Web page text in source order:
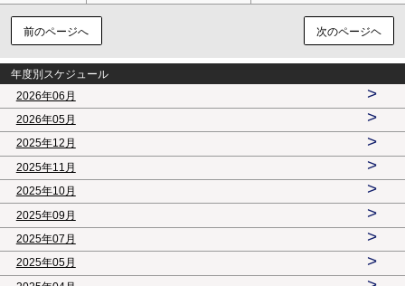
前のページへ 次のページヘ
年度別スケジュール
2026年06月
>
2026年05月 >
2025年12月 >
2025年11月 >
2025年10月 >
2025年09月 >
2025年07月 >
2025年05月 >